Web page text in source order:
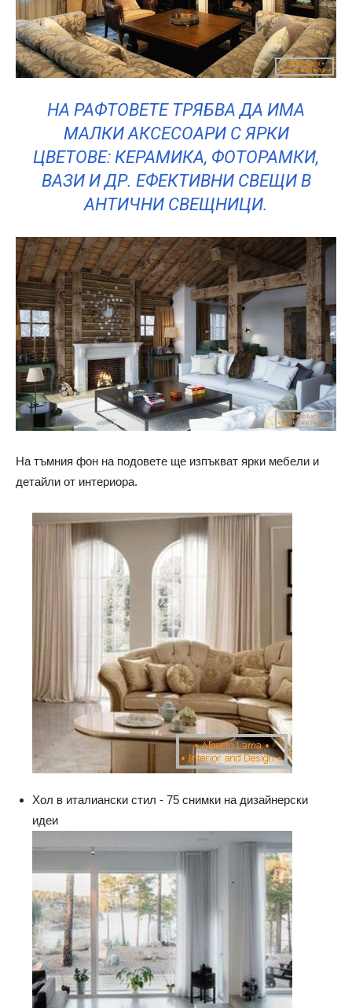
НА РАФТОВЕТЕ ТРЯБВА ДА ИМА
МАЛКИ АКСЕСОАРИ С ЯРКИ
ЦВЕТОВЕ: КЕРАМИКА, ФОТОРАМКИ,
ВАЗИ И ДР. ЕФЕКТИВНИ СВЕЩИ В
АНТИЧНИ СВЕЩНИЦИ.
На тъмния фон на подовете ще изпъкват ярки мебели и
детайли от интериора.
Хол в италиански стил - 75 снимки на дизайнерски
идеи